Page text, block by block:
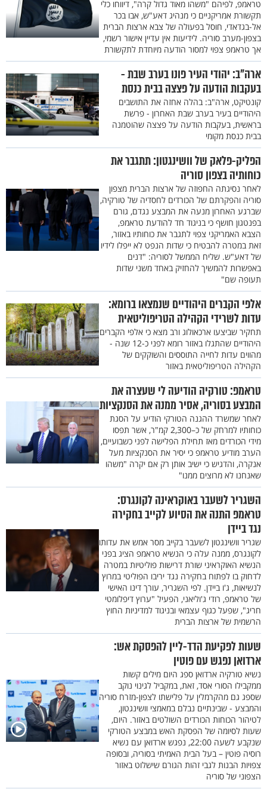
טראמפ, לפיהם "משהו מאוד גדול קרה", דיווחו כלי
תקשורת אמריקניים כי מנהיג דאע"ש, אבו בכר
אל-בגדאדי, חוסל בפעולה של צבא ארצות הברית
בצפון-מערב סוריה. לידיעות אין עדיין אישור רשמי,
אך טראמפ צפוי למסור הודעה מיוחדת לתקשורת
ארה"ב: יהודי העיר פונו בערב שבת -
בעקבות הודעה על פצצה בבית כנסת
קונטיקט, ארה"ב: בהלה אחזה את התושבים
היהודיים בעיר בערב שבת האחרון - פרשת
בראשית, בעקבות הודעה על פצצה שהוטמנה
בבית כנסת מקומי
הפליק-פלאק של וושינגטון: תתגבר את
כוחותיה בצפון סוריה
לאחר נסיגתה החפוזה של ארצות הברית מצפון
סוריה והפקרתם של הכורדים לחסדיה של טורקיה,
שברגע האחרון מנעה את המבצע נגדם, גורם
בפנטגון חושף כי בניגוד חד להודעת טראמפ,
הצבא האמריקני צפוי לתגבר את כוחותיו באזור,
זאת במטרה להבטיח כי שדות הנפט לא ייפלו לידיו
של דאע"ש. שליח הממשל לסוריה: "דנים
באפשרות להמשיך להחזיק באחד משני שדות
תעופה שם"
אלפי הקברים היהודיים שנמצאו ברומא:
עדות לשרידי הקהילה הטריפוליטאית
תחקיר שביצעו ארכאולוג ורב מצא כי אלפי הקברים
היהודיים שהתגלו באזור רומא לפני כ-12 שנה -
מהווים עדות לחייה התוססים והשוקקים של
הקהילה הטריפוליטאית באזור
טראמפ: טורקיה הודיעה לי שעצרה את
המבצע בסוריה, אסיר ממנה את הסנקציות
לאחר שמשרד ההגנה הטורקי הודיע על הסגת
כוחותיו למרחק של כ–2,300 קמ"ר, אשר תפסו
מידי הכורדים מאז תחילת הפלישה לפני כשבועיים,
הערב מודיע טראמפ כי יסיר את הסנקציות מעל
אנקרה, והדגיש כי ישיב אותן רק אם יקרה "משהו
שאנחנו לא מרוצים ממנו"
השגריר לשעבר באוקראינה לקונגרס:
טראמפ התנה את הסיוע לקייב בחקירה
נגד ביידן
שגריר וושינגטון לשעבר בקייב מסר אמש את עדותו
לקונגרס, ממנה עלה כי הנשיא טראמפ הציג בפני
הנשיא האוקראיני שורת דרישות פוליטיות במטרה
לדחוק בו לפתוח בחקירה נגד יריבו הפוליטי במרוץ
לנשיאות, ג'ו ביידן. לפי השגריר, עורך דינו האישי
של טראמפ, רודי ג'וליאני, הפעיל "ערוץ דיפלומטי
חריג", שפעל כגוף עצמאי ובניגוד למדיניות החוץ
הרשמית של ארצות הברית
שעות לפקיעת הדד-ליין להפסקת אש:
ארדואן נפגש עם פוטין
נשיא טורקיה ארדואן ספג היום מילים קשות
ממקבילו הסורי אסד, זאת, במקביל לגינוי נוקב
שספג גם מהקרמלין על פלישתו לצפון-מזרח סוריה
והמבצע - שבינתיים נבלם במאמצי וושינגטון,
לטיהור הכוחות הכורדים השולטים באזור. היום,
שעות לסיומה של הפסקת האש במבצע הטורקי
שנקבע לשעה 22:00, נפגש ארדואן עם נשיא
רוסיה פוטין – בעל הבית האמיתי בסוריה, ובסופה
צפויות הבנות לגבי זהות הגורם שישלוט באזור
הצפוני של סוריה